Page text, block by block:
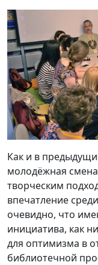
Как и в
молодёжная
творческим
впечатление
очевидно, что
инициатива, как
для оптимизма в
библиотечной